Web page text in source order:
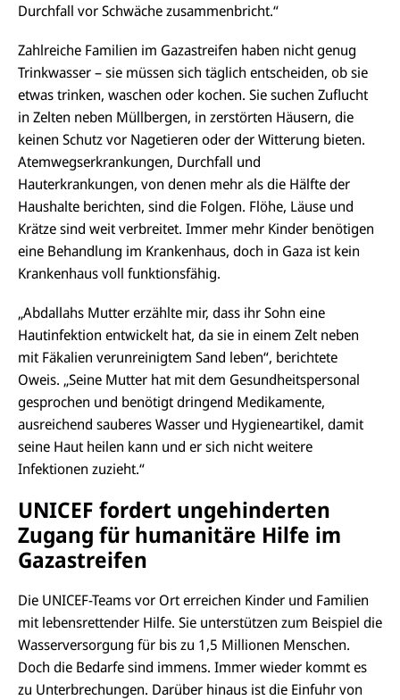
Durchfall vor Schwäche zusammenbricht.“
Zahlreiche Familien im Gazastreifen haben nicht genug
Trinkwasser – sie müssen sich täglich entscheiden, ob sie
etwas trinken, waschen oder kochen. Sie suchen Zuflucht
in Zelten neben Müllbergen, in zerstörten Häusern, die
keinen Schutz vor Nagetieren oder der Witterung bieten.
Atemwegserkrankungen, Durchfall und
Hauterkrankungen, von denen mehr als die Hälfte der
Haushalte berichten, sind die Folgen. Flöhe, Läuse und
Krätze sind weit verbreitet. Immer mehr Kinder benötigen
eine Behandlung im Krankenhaus, doch in Gaza ist kein
Krankenhaus voll funktionsfähig.
„Abdallahs Mutter erzählte mir, dass ihr Sohn eine
Hautinfektion entwickelt hat, da sie in einem Zelt neben
mit Fäkalien verunreinigtem Sand leben“, berichtete
Oweis. „Seine Mutter hat mit dem Gesundheitspersonal
gesprochen und benötigt dringend Medikamente,
ausreichend sauberes Wasser und Hygieneartikel, damit
seine Haut heilen kann und er sich nicht weitere
Infektionen zuzieht.“
UNICEF fordert ungehinderten
Zugang für humanitäre Hilfe im
Gazastreifen
Die UNICEF-Teams vor Ort erreichen Kinder und Familien
mit lebensrettender Hilfe. Sie unterstützen zum Beispiel die
Wasserversorgung für bis zu 1,5 Millionen Menschen.
Doch die Bedarfe sind immens. Immer wieder kommt es
zu Unterbrechungen. Darüber hinaus ist die Einfuhr von